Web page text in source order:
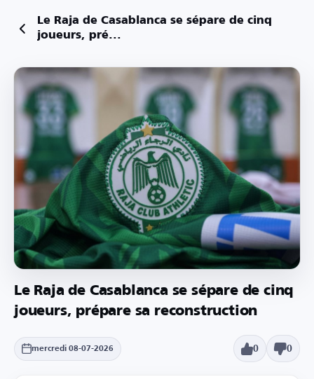
Le Raja de Casablanca se sépare de cinq
joueurs, pré...
Le Raja de Casablanca se sépare de cinq
joueurs, prépare sa reconstruction
mercredi 08-07-2026 0 0